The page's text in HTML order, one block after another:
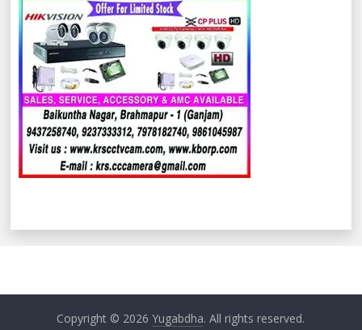
Copyright © 2026Yugabdha. All rights reserved.